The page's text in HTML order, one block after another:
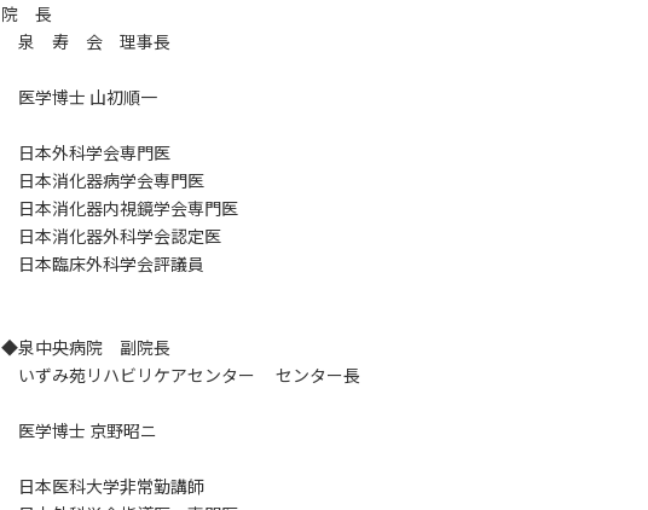
院 長
泉 寿 会 理事長
医学博士 山初順一
日本外科学会専門医
日本消化器病学会専門医
日本消化器内視鏡学会専門医
日本消化器外科学会認定医
日本臨床外科学会評議員
◆泉中央病院 副院長
いずみ苑リハビリケアセンター センター長
医学博士 京野昭ニ
日本医科大学非常勤講師